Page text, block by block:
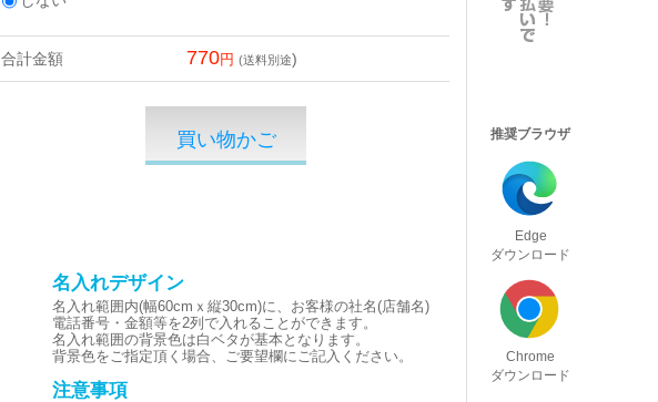
推奨ブラウザ
Edge
ダウンロード
Chrome
ダウンロード
合計金額 770 (送料別途)
名入れデザイン
名入れ範囲内(幅60cmｘ縦30cm)に、お客様の社名(店舗名)
電話番号・金額等を2列で入れることができます。
名入れ範囲の背景色は白ベタが基本となります。
背景色をご指定頂く場合、ご要望欄にご記入ください。
注意事項